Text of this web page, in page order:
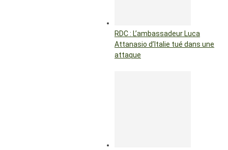
RDC : L’ambassadeur Luca
Attanasio d’Italie tué dans une
attaque